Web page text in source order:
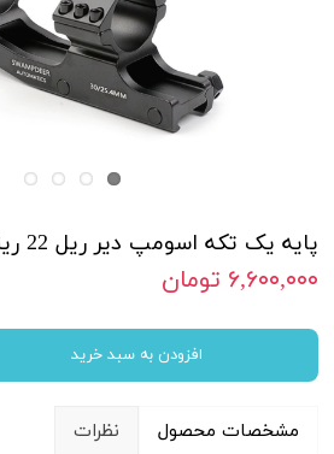
پایه یک تکه اسومپ دیر ریل 22 رینگ 25-30
۶,۶۰۰,۰۰۰ تومان
افزودن به سبد خرید
مشخصات محصول نظرات